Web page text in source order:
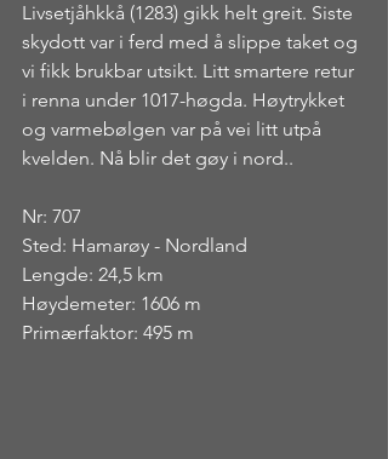
Livsetjåhkkå (1283) gikk helt greit. Siste
skydott var i ferd med å slippe taket og
vi fikk brukbar utsikt. Litt smartere retur
i renna under 1017-høgda. Høytrykket
og varmebølgen var på vei litt utpå
kvelden. Nå blir det gøy i nord..
Nr: 707
Sted: Hamarøy - Nordland
Lengde: 24,5 km
Høydemeter: 1606 m
Primærfaktor: 495 m